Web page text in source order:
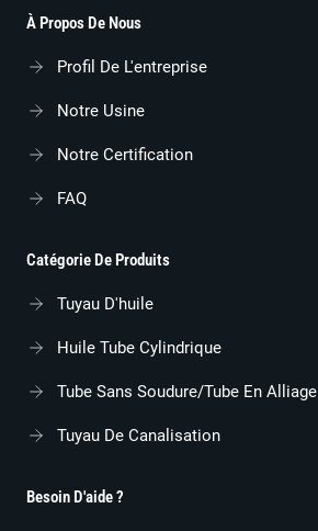
À Propos De Nous
Profil De L'entreprise
Notre Usine
Notre Certification
FAQ
Catégorie De Produits
Tuyau D'huile
Huile Tube Cylindrique
Tube Sans Soudure/tube En Alliage
Tuyau De Canalisation
Besoin D'aide ?